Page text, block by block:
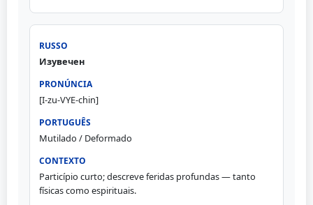
Изувечен
[I-zu-VYE-chin]
Mutilado / Deformado
Particípio curto; descreve feridas profundas — tanto
físicas como espirituais.